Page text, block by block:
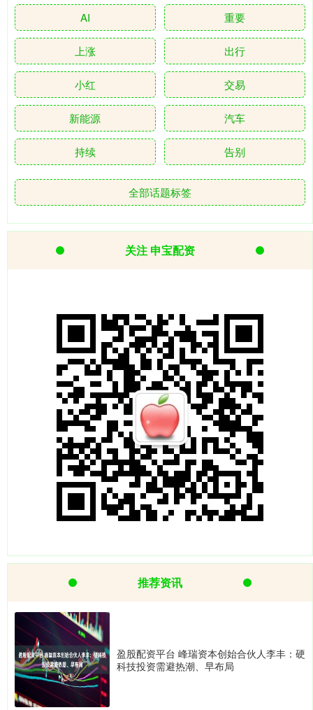
AI 重要
上涨 出行
小红 交易
新能源 汽车
持续 告别
全部话题标签
关注 申宝配资
推荐资讯
盈股配资平台 峰瑞资本创始合伙人李丰：硬
科技投资需避热潮、早布局